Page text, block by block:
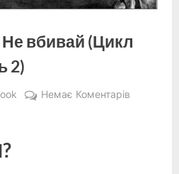
вбивай (Цикл
2)
Немає Коментарівдо